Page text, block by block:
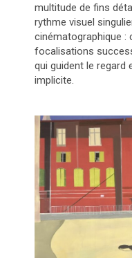
multitude de fins
rythme visuel
cinématographique :
focalisations
qui guident le regard
implicite.